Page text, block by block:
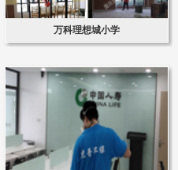
万科理想城小学